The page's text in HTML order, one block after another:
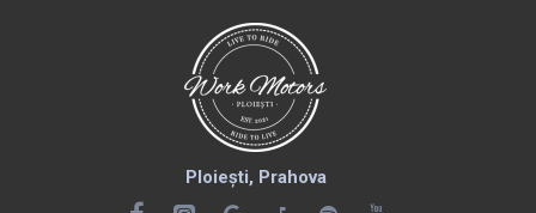
Ploiești, Prahova